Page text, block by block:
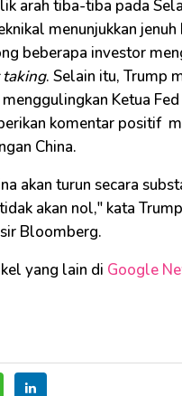
arah tiba-tiba pada
menunjukkan jenuh
beberapa investor
. Selain itu, Trump
Ketua
komentar positif
China.
akan turun secara
akan nol," kata Trump
Bloomberg.
yang lain di Google